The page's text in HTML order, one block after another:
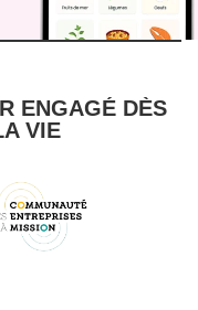
ENGAGÉ DÈS
VIE